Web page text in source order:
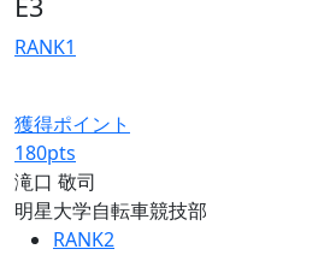
RANK1
獲得ポイント
180pts
滝口 敬司
明星大学自転車競技部
RANK2